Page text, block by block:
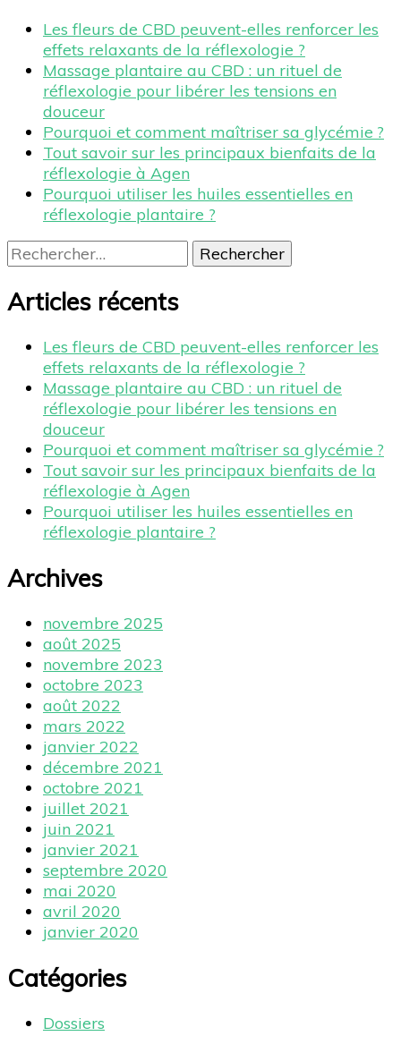
Les fleurs de CBD peuvent-elles renforcer les
effets relaxants de la réflexologie ?
Massage plantaire au CBD : un rituel de
réflexologie pour libérer les tensions en
douceur
Pourquoi et comment maîtriser sa glycémie ?
Tout savoir sur les principaux bienfaits de la
réflexologie à Agen
Pourquoi utiliser les huiles essentielles en
réflexologie plantaire ?
Rechercher :
Articles récents
Les fleurs de CBD peuvent-elles renforcer les
effets relaxants de la réflexologie ?
Massage plantaire au CBD : un rituel de
réflexologie pour libérer les tensions en
douceur
Pourquoi et comment maîtriser sa glycémie ?
Tout savoir sur les principaux bienfaits de la
réflexologie à Agen
Pourquoi utiliser les huiles essentielles en
réflexologie plantaire ?
Archives
novembre 2025
août 2025
novembre 2023
octobre 2023
août 2022
mars 2022
janvier 2022
décembre 2021
octobre 2021
juillet 2021
juin 2021
janvier 2021
septembre 2020
mai 2020
avril 2020
janvier 2020
Catégories
Dossiers